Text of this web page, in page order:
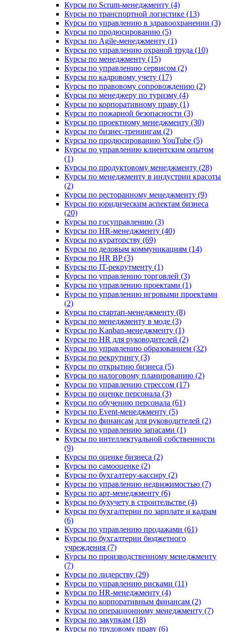
Курсы по Scrum-менеджменту (4)
Курсы по транспортной логистике (13)
Курсы по управлению в здравоохранении (3)
Курсы по продюсированию (5)
Курсы по Agile-менеджменту (1)
Курсы по управлению охраной труда (10)
Курсы по менеджменту (15)
Курсы по управлению сервисом (2)
Курсы по кадровому учету (17)
Курсы по правовому сопровождению (2)
Курсы по менеджеру по туризму (4)
Курсы по корпоративному праву (1)
Курсы по пожарной безопасности (3)
Курсы по проектному менеджменту (30)
Курсы по бизнес-тренингам (2)
Курсы по продюсированию YouTube (5)
Курсы по управлению клиентским опытом
(1)
Курсы по продуктовому менеджменту (28)
Курсы по менеджменту в индустрии красоты
(2)
Курсы по ресторанному менеджменту (9)
Курсы по юридическим аспектам бизнеса
(20)
Курсы по госуправлению (3)
Курсы по HR-менеджменту (40)
Курсы по кураторству (69)
Курсы по деловым коммуникациям (14)
Курсы по HR BP (3)
Курсы по IT-рекрутменту (1)
Курсы по управлению торговлей (3)
Курсы по управлению проектами (1)
Курсы по управлению игровыми проектами
(2)
Курсы по стартап-менеджменту (8)
Курсы по менеджменту в моде (3)
Курсы по Kanban-менеджменту (1)
Курсы по HR для руководителей (2)
Курсы по управлению образованием (32)
Курсы по рекрутингу (3)
Курсы по открытию бизнеса (5)
Курсы по налоговому планированию (2)
Курсы по управлению стрессом (17)
Курсы по оценке персонала (3)
Курсы по обучению персонала (61)
Курсы по Event-менеджменту (5)
Курсы по финансам для руководителей (2)
Курсы по управлению запасами (1)
Курсы по интеллектуальной собственности
(9)
Курсы по оценке бизнеса (2)
Курсы по самооценке (2)
Курсы по бухгалтеру-кассиру (2)
Курсы по управлению недвижимостью (7)
Курсы по арт-менеджменту (6)
Курсы по бухучету в строительстве (4)
Курсы по бухгалтерии по зарплате и кадрам
(6)
Курсы по управлению продажами (61)
Курсы по бухгалтерии бюджетного
учреждения (7)
Курсы по производственному менеджменту
(7)
Курсы по лидерству (29)
Курсы по управлению рисками (11)
Курсы по HR-менеджменту (4)
Курсы по корпоративным финансам (2)
Курсы по операционному менеджменту (7)
Курсы по закупкам (18)
Курсы по трудовому праву (6)